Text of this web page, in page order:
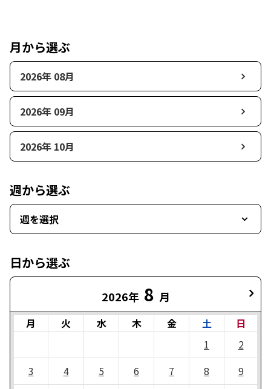
月から選ぶ
2026年 08月
2026年 09月
2026年 10月
週から選ぶ
週を選択
日から選ぶ
2026年 8 月
月 火 水 木 金 土
日
1
2
3
4 5 6 7 8
9